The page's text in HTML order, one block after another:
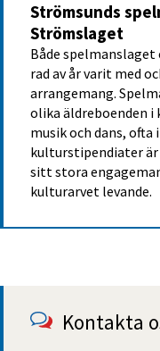
Strömsunds
Strömslaget
Både
rad av år varit med
arrangemang.
olika äldreboenden i
musik och dans,
kulturstipendiater
sitt stora
kulturarvet levande.
Kontakta